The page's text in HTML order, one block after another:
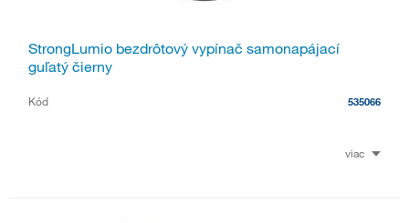
StrongLumio bezdrôtový vypínač samonapájací
guľatý čierny
Kód 535066
viac